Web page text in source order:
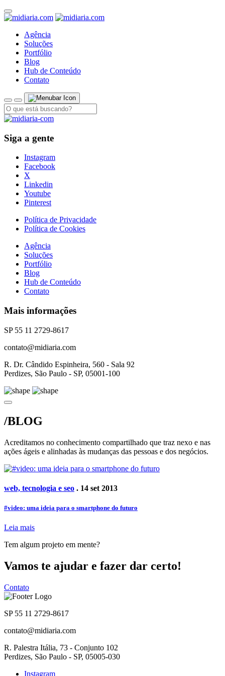
Agência
Soluções
Portfólio
Blog
Hub de Conteúdo
Contato
Siga a gente
Instagram
Facebook
X
Linkedin
Youtube
Pinterest
Política de Privacidade
Política de Cookies
Agência
Soluções
Portfólio
Blog
Hub de Conteúdo
Contato
Mais informações
SP 55 11 2729-8617
contato@midiaria.com
R. Dr. Cândido Espinheira, 560 - Sala 92
Perdizes, São Paulo - SP, 05001-100
/BLOG
Acreditamos no conhecimento compartilhado que traz nexo e nas
ações ágeis e alinhadas às mudanças das pessoas e dos negócios.
web, tecnologia e seo . 14 set 2013
#video: uma ideia para o smartphone do futuro
Leia mais
Tem algum projeto em mente?
Vamos te ajudar e fazer dar certo!
Contato
SP 55 11 2729-8617
contato@midiaria.com
R. Palestra Itália, 73 - Conjunto 102
Perdizes, São Paulo - SP, 05005-030
Instagram